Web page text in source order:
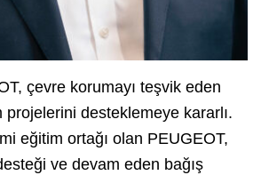
çevre korumayı teşvik eden
desteklemeye kararlı.
eğitim ortağı olan PEUGEOT,
ve devam eden bağış